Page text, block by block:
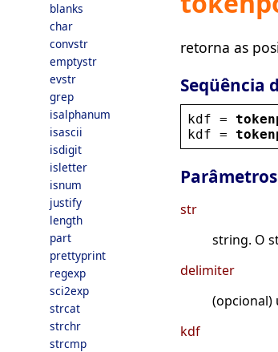
blanks
char
convstr
emptystr
evstr
grep
isalphanum
isascii
isdigit
isletter
isnum
justify
length
part
prettyprint
regexp
sci2exp
strcat
strchr
strcmp
retorna as
Seqüência
kdf =
kdf =
Parâmetros
str
string. O
delimiter
(opcional)
kdf